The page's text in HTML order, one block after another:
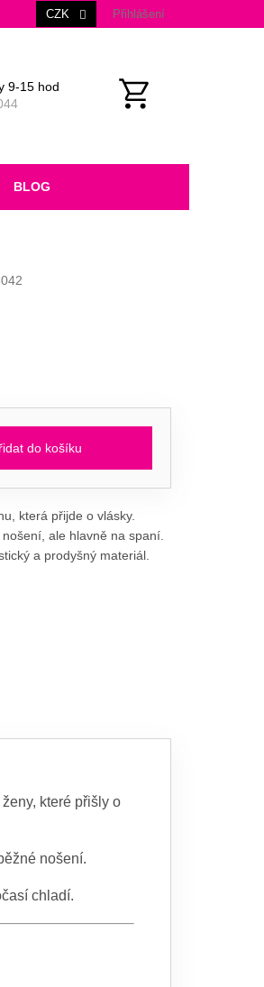
CZK Přihlášení
9-15 hod
BLOG
do košíku
která přijde o vlásky.
ale hlavně na spaní.
a prodyšný materiál.
které přišly o
nošení.
chladí.